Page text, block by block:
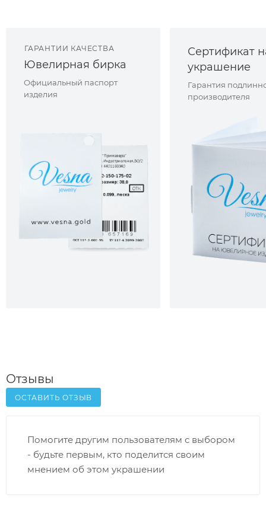
ГАРАНТИИ КАЧЕСТВА
Ювелирная бирка
Официальный паспорт
изделия
Сертификат
украшение
Гарантия
производителя
Отзывы
ОСТАВИТЬ ОТЗЫВ
Помогите другим пользователям с выбором
- будьте первым, кто поделится своим
мнением об этом украшении